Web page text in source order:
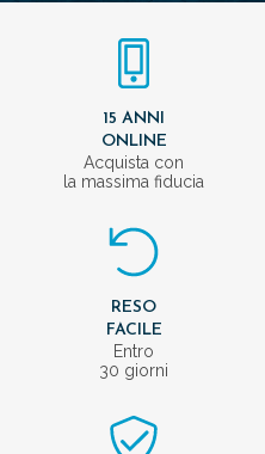
15 ANNI
ONLINE
Acquista con
la massima fiducia
RESO
FACILE
Entro
30 giorni